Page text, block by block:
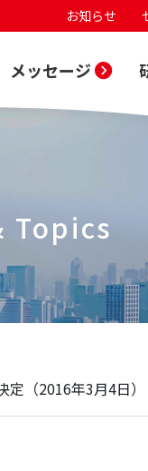
お知らせ
メッセージ
Topics
（2016年3月4日）